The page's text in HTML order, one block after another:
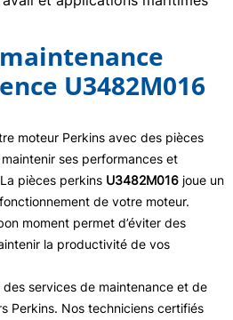
U3482M016
moteur Perkins avec des pièces
ses performances et
pièces perkins U3482M016 joue un
de votre moteur.
moment permet d’éviter des
la productivité de vos
services de maintenance et de
Perkins. Nos techniciens certifiés